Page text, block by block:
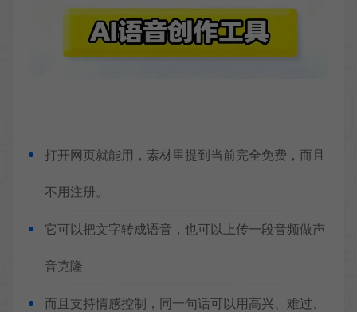
打开网页就能用，素材里提到当前完全免费，而且
不用注册。
它可以把文字转成语音，也可以上传一段音频做声
音克隆
而且支持情感控制，同一句话可以用高兴、难过、